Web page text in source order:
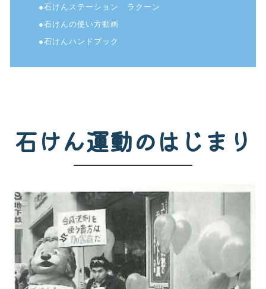
●石けんステーション ラクーン
●石けんの使い方動画
●石けんハンドブック
石けん運動のはじまり